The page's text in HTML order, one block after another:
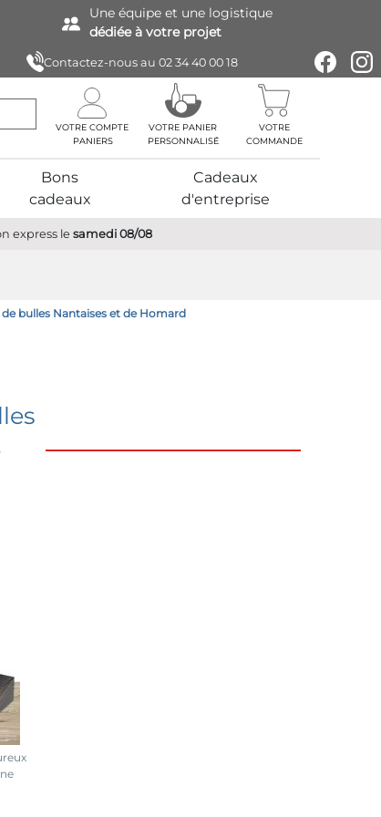
Une équipe et une logistique
dédiée à votre projet
Contactez-nous au 02 34 40 00 18
VOTRE COMPTE
VOTRE PANIER
PERSONNALISÉ
VOTRE
COMMANDE
Bons
cadeaux
Cadeaux
d'entreprise
expressle samedi 08/08
bulles Nantaises et de Homard